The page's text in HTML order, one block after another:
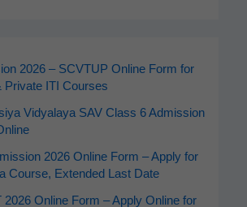
2026 – SCVTUP Online Form for
Private ITI Courses
Vidyalaya SAV Class 6 Admission
2026 Online Form – Apply for
Course, Extended Last Date
2026 Online Form – Apply Online for